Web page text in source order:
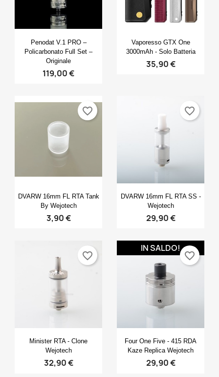
Anteprima
Penodat V.1 PRO –
Policarbonato Full Set –
Originale
119,00 €
Anteprima
Vaporesso GTX One
3000mAh - Solo Batteria
35,90 €
 Anteprima
DVARW 16mm FL RTA Tank
By Wejotech
3,90 €
favorite_border
 Anteprima
DVARW 16mm FL RTA SS -
Wejotech
29,90 €
favorite_border
Anteprima
Minister RTA - Clone
Wejotech
32,90 €
favorite_border
Anteprima
Four One Five - 415 RDA
Kaze Replica Wejotech
29,90 €
IN SALDO!
favorite_border